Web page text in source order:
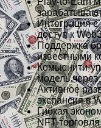
Интеграция
доступ к
Поддержка
известными
Комьюнити-
модель через
Активное
экспансия в
Гибкая
NFT-